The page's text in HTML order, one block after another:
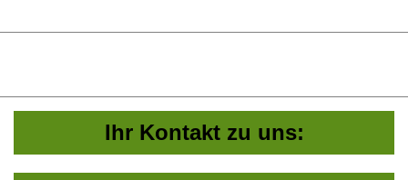
Ihr Kontakt zu uns: